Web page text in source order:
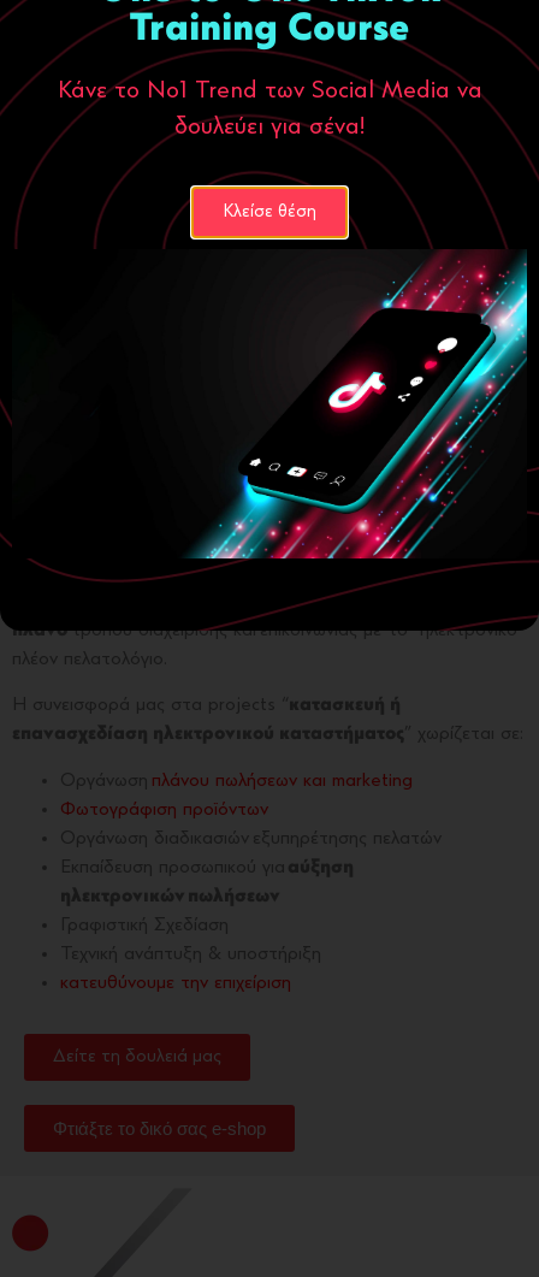
Κατασκευή
δεν είναι η μεταφορά της
με δυνατότητα
αγοράς από τους επισκέπτες. Είναι μία νέα επιχείρηση που
χρειάζεται πολύπλευρη στήριξη και οργάνωση, για να έχει
“σχεδιάζουμε απλά”e-shops. Συμμετέχουμεστην
δημιουργούμε ένα
πλάνοτρόπου διαχείρισης και επικοινωνίας με το “ηλεκτρονικό”
πλέον πελατολόγιο.
Η συνεισφορά μας στα projects “ κατασκευή ή
επανασχεδίαση ηλεκτρονικού καταστήματος ” χωρίζεται σε:
Οργάνωση πλάνου πωλήσεων και marketing
Φωτογράφιση προϊόντων
Οργάνωση διαδικασιών εξυπηρέτησης πελατών
Εκπαίδευση προσωπικού για αύξηση
ηλεκτρονικών πωλήσεων
Γραφιστική Σχεδίαση
Τεχνική ανάπτυξη & υποστήριξη
κατευθύνουμε την επιχείριση
Δείτε τη δουλειά μας
Φτιάξτε το δικό σας e-shop
Training Course
Κάνε το Νο1 Trend των Social Media να
δουλεύει για σένα!
Κλείσε θέση